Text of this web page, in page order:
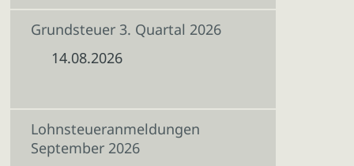
Grundsteuer 3. Quartal 2026
14.08.2026
Lohnsteueranmeldungen
September 2026